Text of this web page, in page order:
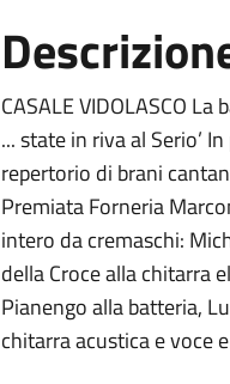
CASALE VIDOLASCO
... state in riva al Serio’
repertorio di brani
Premiata Forneria
intero da cremaschi:
della Croce alla chitarra
Pianengo alla batteria,
chitarra acustica e voce